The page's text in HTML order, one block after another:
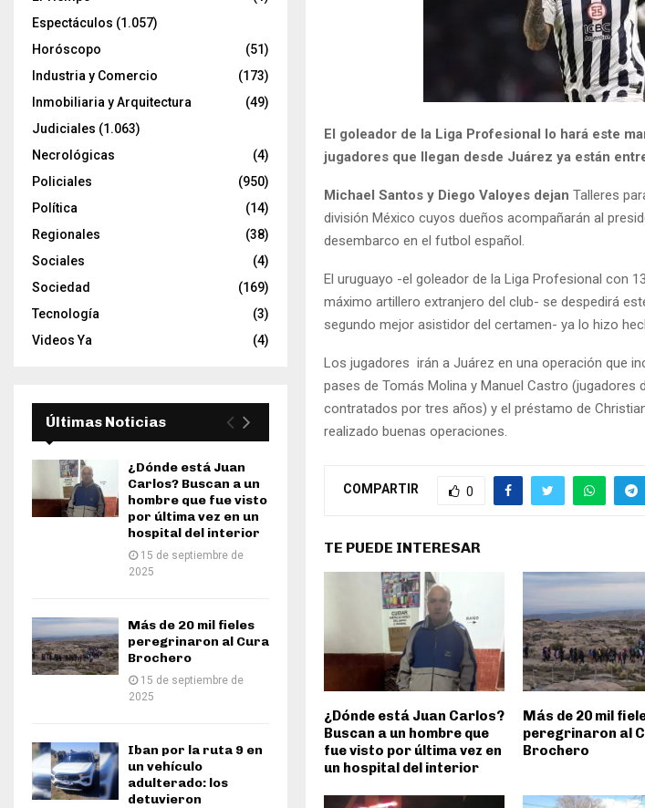
El goleador de la Liga Profesional lo hará este
jugadores que llegan desde Juárez ya están
Michael Santos y Diego Valoyes dejan Talleres
división México cuyos dueños acompañarán al
desembarco en el futbol español.
El uruguayo -el goleador de la Liga Profesional con
máximo artillero extranjero del club- se despedirá
segundo mejor asistidor del certamen- ya lo hizo
Los jugadores irán a Juárez en una operación que
pases de Tomás Molina y Manuel Castro (jugadores
contratados por tres años) y el préstamo de
realizado buenas operaciones.
COMPARTIR 0
TE PUEDE INTERESAR
¿Dónde está Juan Carlos?
Buscan a un hombre que
fue visto por última vez en
un hospital del interior
Más de 20 mil
peregrinaron al
Brochero
Espectáculos (1.057)
Horóscopo
(51)
Industria y Comercio
(173)
Inmobiliaria y Arquitectura
(49)
Judiciales (1.063)
Necrológicas
(4)
Policiales
(950)
Política
(14)
Regionales
(38)
Sociales
(4)
Sociedad
(169)
Tecnología
(3)
Videos Ya
(4)
Últimas Noticias
¿Dónde está Juan
Carlos? Buscan a un
hombre que fue visto
por última vez en un
hospital del interior
15 de septiembre de
2025
Más de 20 mil fieles
peregrinaron al Cura
Brochero
15 de septiembre de
2025
Iban por la ruta 9 en
un vehículo
adulterado: los
detuvieron